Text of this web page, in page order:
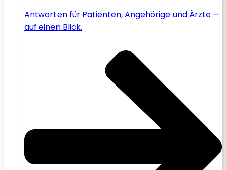
Antworten für Patienten, Angehörige und Ärzte —
auf einen Blick.